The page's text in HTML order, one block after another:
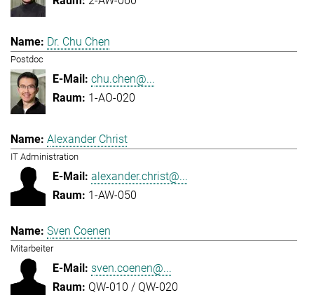
Dr. Chu Chen
Postdoc
chu.chen@...
1-AO-020
Alexander Christ
IT Administration
alexander.christ@...
1-AW-050
Sven Coenen
Mitarbeiter
sven.coenen@...
QW-010 / QW-020